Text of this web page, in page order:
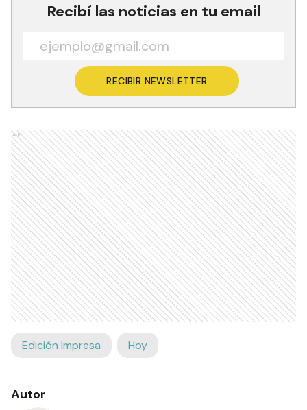
Recibí las noticias en tu email
RECIBIR NEWSLETTER
Ads
Edición Impresa Hoy
Autor